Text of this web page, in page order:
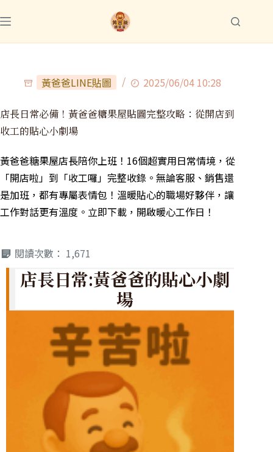
黃爸爸LINE貼圖 2025/06/04 10:28
店長日常必備！黃爸爸糖果屋貼圖完整攻略：從開店到
收工的貼心小劇場
黃爸爸糖果屋店長陪你上班！16個超實用日常情境，從
「開店啦」到「收工囉」完整收錄。無論客服、銷售還
是加班，都有專屬表情包！溫暖貼心的職場好夥伴，讓
工作對話更有溫度。立即下載，開啟暖心工作日！
閱讀次數： 1,671
店長日常:黃爸爸的貼心小劇
場